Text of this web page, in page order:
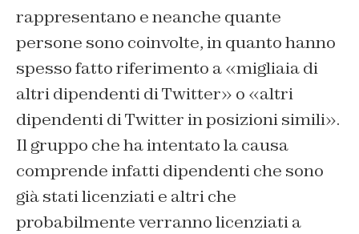
rappresentano e neanche quante
persone sono coinvolte, in quanto hanno
spesso fatto riferimento a «migliaia di
altri dipendenti di Twitter» o «altri
dipendenti di Twitter in posizioni simili».
Il gruppo che ha intentato la causa
comprende infatti dipendenti che sono
già stati licenziati e altri che
probabilmente verranno licenziati a